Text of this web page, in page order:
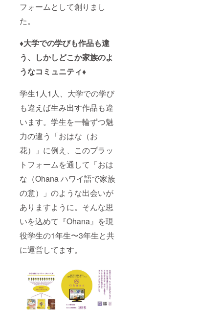
フォームとして創りまし
た。
♦︎大学での学びも作品も違
う、しかしどこか家族のよ
うなコミュニティ♦︎
学生1人1人、大学での学び
も違えば生み出す作品も違
います。学生を一輪ずつ魅
力の違う「おはな（お
花）」に例え、このプラッ
トフォームを通して「おは
な（Ohana ハワイ語で家族
の意）」のような出会いが
ありますように。そんな思
いを込めて『Ohana』を現
役学生の1年生〜3年生と共
に運営してます。